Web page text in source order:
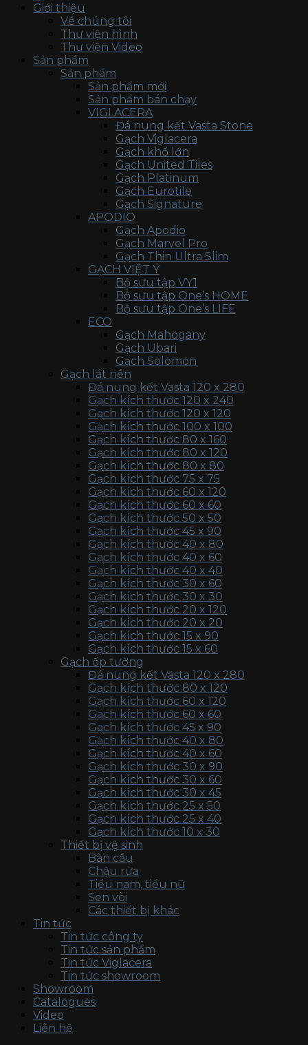
Giới thiệu
Về chúng tôi
Thư viện hình
Thư viện Video
Sản phẩm
Sản phẩm
Sản phẩm mới
Sản phẩm bán chạy
VIGLACERA
Đá nung kết Vasta Stone
Gạch Viglacera
Gạch khổ lớn
Gạch United Tiles
Gạch Platinum
Gạch Eurotile
Gạch Signature
APODIO
Gạch Apodio
Gạch Marvel Pro
Gạch Thin Ultra Slim
GẠCH VIỆT Ý
Bộ sưu tập VY1
Bộ sưu tập One’s HOME
Bộ sưu tập One’s LIFE
ECO
Gạch Mahogany
Gạch Ubari
Gạch Solomon
Gạch lát nền
Đá nung kết Vasta 120 x 280
Gạch kích thước 120 x 240
Gạch kích thước 120 x 120
Gạch kích thước 100 x 100
Gạch kích thước 80 x 160
Gạch kích thước 80 x 120
Gạch kích thước 80 x 80
Gạch kích thước 75 x 75
Gạch kích thước 60 x 120
Gạch kích thước 60 x 60
Gạch kích thước 50 x 50
Gạch kích thước 45 x 90
Gạch kích thước 40 x 80
Gạch kích thước 40 x 60
Gạch kích thước 40 x 40
Gạch kích thước 30 x 60
Gạch kích thước 30 x 30
Gạch kích thước 20 x 120
Gạch kích thước 20 x 20
Gạch kích thước 15 x 90
Gạch kích thước 15 x 60
Gạch ốp tường
Đá nung kết Vasta 120 x 280
Gạch kích thước 80 x 120
Gạch kích thước 60 x 120
Gạch kích thước 60 x 60
Gạch kích thước 45 x 90
Gạch kích thước 40 x 80
Gạch kích thước 40 x 60
Gạch kích thước 30 x 90
Gạch kích thước 30 x 60
Gạch kích thước 30 x 45
Gạch kích thước 25 x 50
Gạch kích thước 25 x 40
Gạch kích thước 10 x 30
Thiết bị vệ sinh
Bàn cầu
Chậu rửa
Tiểu nam, tiểu nữ
Sen vòi
Các thiết bị khác
Tin tức
Tin tức công ty
Tin tức sản phẩm
Tin tức Viglacera
Tin tức showroom
Showroom
Catalogues
Video
Liên hệ